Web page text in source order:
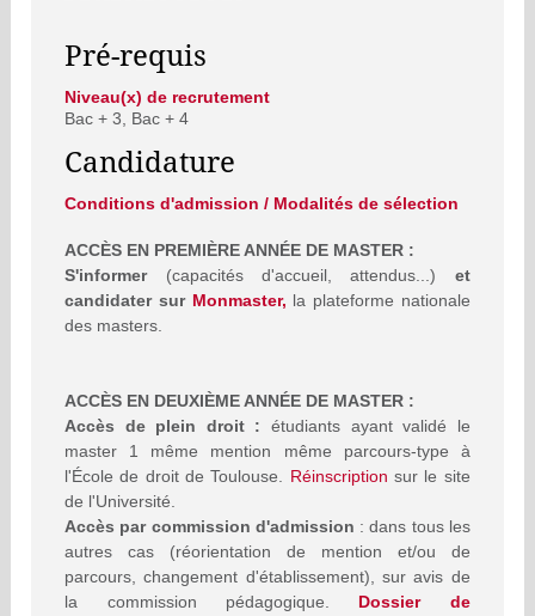
Pré-requis
Niveau(x) de recrutement
Bac + 3, Bac + 4
Candidature
Conditions d'admission / Modalités de sélection
ACCÈS EN PREMIÈRE ANNÉE DE MASTER :
S'informer(capacités d'accueil, attendus...) et
candidater sur Monmaster, la plateforme nationale
des masters.
ACCÈS EN DEUXIÈME ANNÉE DE MASTER :
Accès de plein droit : étudiants ayant validé le
master 1 même mention même parcours-type à
l'École de droit de Toulouse. Réinscription sur le site
de l'Université.
Accès par commission d'admission : dans tous les
autres cas (réorientation de mention et/ou de
parcours, changement d'établissement), sur avis de
la commission pédagogique. Dossier de